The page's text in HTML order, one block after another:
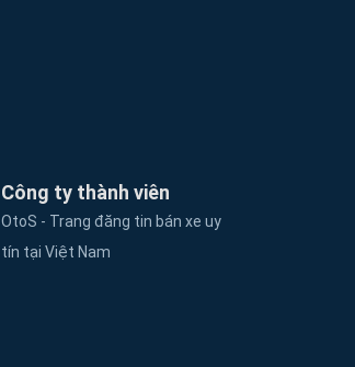
Công ty thành viên
OtoS - Trang đăng tin bán xe uy
tín tại Việt Nam